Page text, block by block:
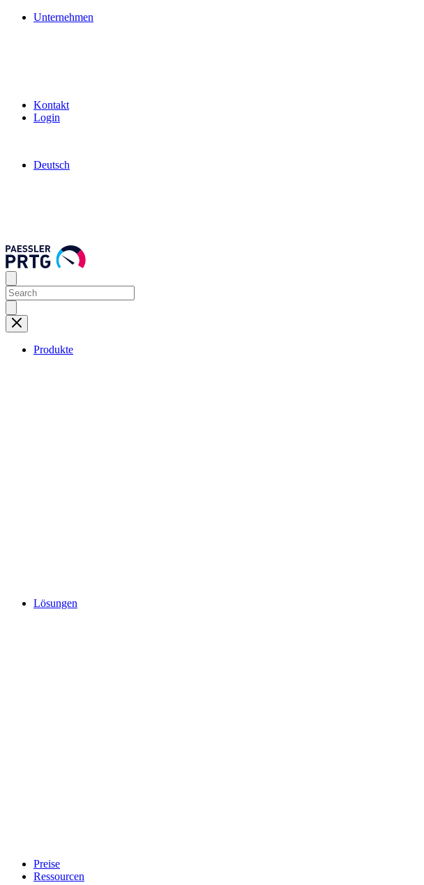
Unternehmen
Kontakt
Login
Deutsch
Produkte
Lösungen
Preise
Ressourcen